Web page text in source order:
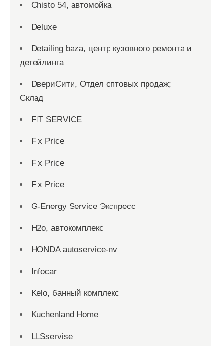
Chisto 54, автомойка
Deluxe
Detailing baza, центр кузовного ремонта и
детейлинга
DвериСити, Отдел оптовых продаж;
Склад
FIT SERVICE
Fix Price
Fix Price
Fix Price
G-Energy Service Экспресс
H2о, автокомплекс
HONDA autoservice-nv
Infocar
Kelo, банный комплекс
Kuchenland Home
LLSservise